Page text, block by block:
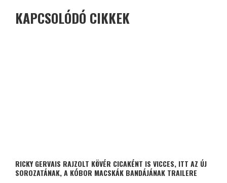
KAPCSOLÓDÓ CIKKEK
RICKY GERVAIS RAJZOLT KÖVÉR CICAKÉNT IS VICCES, ITT AZ ÚJ
SOROZATÁNAK, A KÓBOR MACSKÁK BANDÁJÁNAK TRAILERE